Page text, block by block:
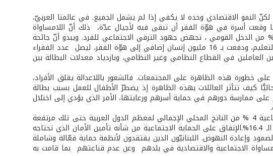
النمو الاقتصادي وحده لا يكفي إذا لم يشمل الجميع. في عالمنا العربيّ،
ما وقعت أسرة في هوّة الفقر أن تبقى فيه لأجيال عدّة، ذلك أنّ اللامساواة
العميقة التي تسود، وتتمثل في استحواذ 10% من السكّان على 58 % من الدخل القومي ، تجهض جهود الترقي الاجتماعي للفرد. ويبدو أنّ جائحة
كورونا قد عمّقت الفجوات القائمة، بما في ذلك الفجوات في الصحة والتعليم، ودفعت بـ 16 مليون إنسان إضافي إلى هوّة الفقر، ليصل عدد الفقراء
الفجوة بين العاملين في القطاع النظامي وغير النظامي، وبازدياد معدلات البطالة بين
خطورة هذه الظاهرة على المجتمعات. فالشعور باللاعدالة يقلق الأفراد،
كيف تتأثر العائلات بهذه الظاهرة إذ يضطرّ الأطفال للعمل بسبب بطالة
ممارسة دورهم في حماية أسرهم ورعايتها، الأمر الذي يؤدي إلى اختلال
رغم هذا الواقع المرير، لم تتعدَ مستويات الإنفاق على الحماية الاجتماعية 4 % من الناتج المحلي الإجمالي لمعظم الدول العربية حتى تلك مرتفعة
الدخل؛ وهذا المعدّل منخفض جدًا مقارنة بالمعدّل العالمي الذي يناهز الـ 16.4%.الإنفاق على الحماية الاجتماعية من شأنه تأمين الأمان الذي تحتاجه
وإعادة النهوض. اللبنانيّون الذين يفتقدون لأنظمة حماية فعّالة وشاملة
الاجتماعية والاقتصادية في بلدهم وعن عدم قناعتهم بما قامت به